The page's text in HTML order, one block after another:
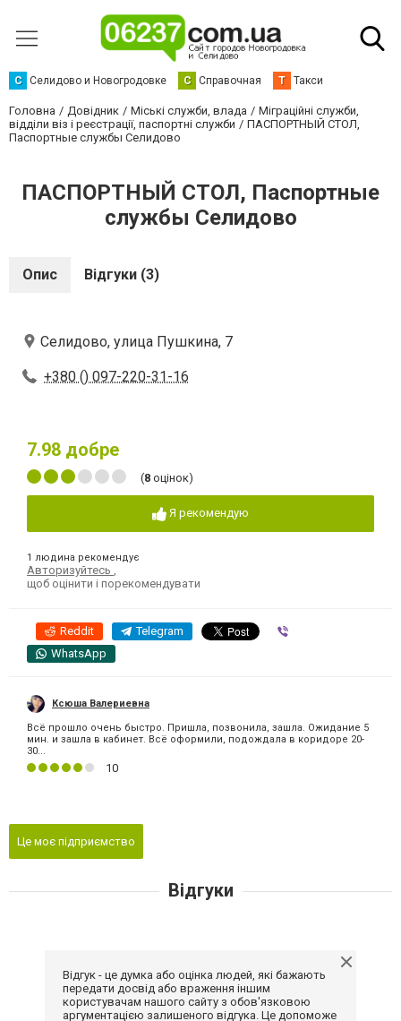
С Селидово и Новогродовке С Справочная Т Такси
Головна Довідник Міські служби, влада
Міграційні служби,
відділи віз і реєстрації, паспортні служби
ПАСПОРТНЫЙ СТОЛ,
Паспортные службы Селидово
ПАСПОРТНЫЙ СТОЛ, Паспортные
службы Селидово
Опис Відгуки (3)
Селидово, улица Пушкина, 7
+380 () 097-220-31-16
7.98 добре
(8 оцінок)
Я рекомендую
1 людина рекомендує
Авторизуйтесь
щоб оцінити і порекомендувати
Reddit Telegram
WhatsApp
Ксюша Валериевна
Всё прошло очень быстро. Пришла, позвонила, зашла. Ожидание 5
мин. и зашла в кабинет. Всё оформили, подождала в коридоре 20-
30...
10
Це моє підприємство
Відгуки
Відгук - це думка або оцінка людей, які бажають
передати досвід або враження іншим
користувачам нашого сайту з обов'язковою
аргументацією залишеного відгука. Це допоможе